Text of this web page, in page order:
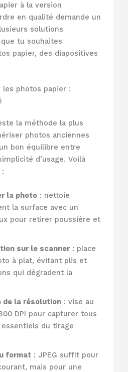
à la version
en qualité demande un
solutions
tu souhaites
papier, des diapositives
les photos papier :
la méthode la plus
photos anciennes
bon équilibre entre
d’usage. Voilà
la photo: nettoie
la surface avec un
pour retirer poussière et
sur le scanner: place
à plat, évitant plis et
qui dégradent la
de la résolution: vise au
DPI pour capturer tous
du tirage
format: JPEG suffit pour
mais pour une